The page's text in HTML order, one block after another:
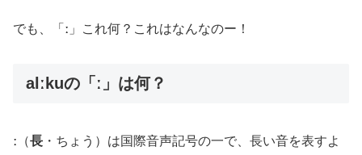
でも、「 ː 」これ何？これはなんなのー！
alːkuの「ː」は何？
ː （長 ・ちょう）は国際音声記号の一で、長い音を表すよ